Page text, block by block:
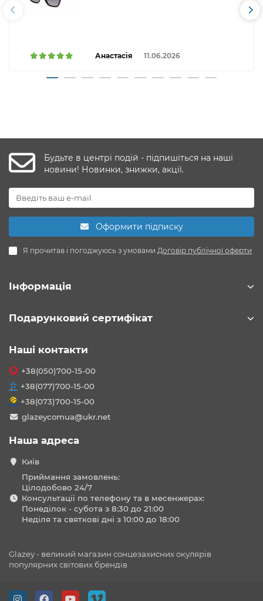
Анастасія 11.06.2026
Будьте в центрі подій - підпишіться на наші
новини! Новинки, знижки, акції.
Оформити підписку
Я прочитав і погоджуюсь з умовами Договір публічної оферти
Інформація
Подарунковий сертифікат
Наші контакти
+38(050)700-15-00
+38(077)700-15-00
+38(073)700-15-00
glazeycomua@ukr.net
Наша адреса
Київ
Приймання замовлень:
Цілодобово 24/7
Консультації по телефону та в месенжерах:
Понеділок - субота з 8:30 до 21:00
Неділя та святкові дні з 10:00 до 18:00
Glazey - великий магазин сонцезахисних окулярів
популярних світових брендів